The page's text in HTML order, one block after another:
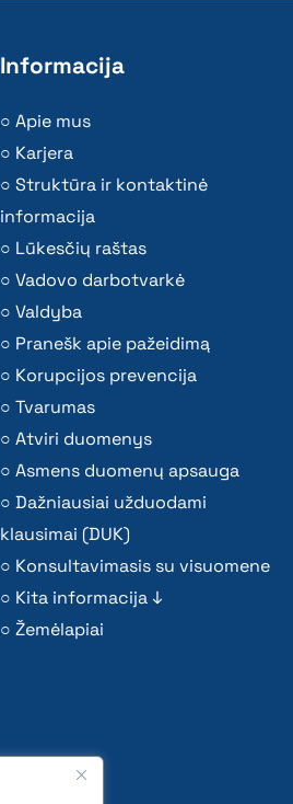
Informacija
Apie mus
Karjera
Struktūra ir kontaktinė
informacija
Lūkesčių raštas
Vadovo darbotvarkė
Valdyba
Pranešk apie pažeidimą
Korupcijos prevencija
Tvarumas
Atviri duomenys
Asmens duomenų apsauga
Dažniausiai užduodami
klausimai (DUK)
Konsultavimasis su visuomene
Kita informacija ↓
Žemėlapiai